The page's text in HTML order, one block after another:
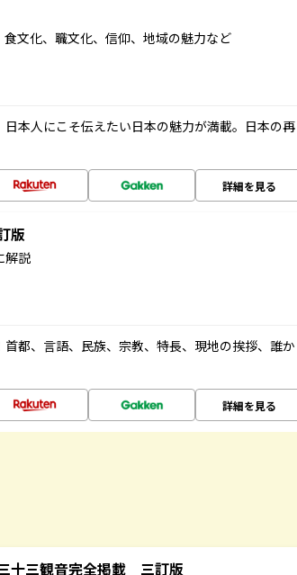
文化、職文化、信仰、地域の魅力など
本人にこそ伝えたい日本の魅力が満載。日本の再
詳細を見る
版
解説
都、言語、民族、宗教、特長、現地の挨拶、誰か
詳細を見る
十三観音完全掲載 三訂版